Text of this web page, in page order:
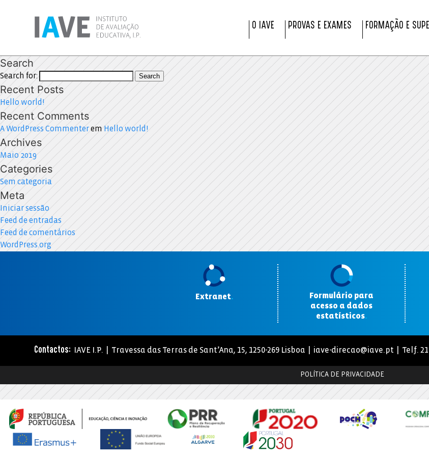
O IAVE PROVAS E EXAMES FORMAÇÃO E
Search
Search for: Search
Recent Posts
Hello world!
Recent Comments
A WordPress Commenterem Hello world!
Archives
Maio 2019
Categories
Sem categoria
Meta
Iniciar sessão
Feed de entradas
Feed de comentários
WordPress.org
Extranet.
Formulário para
acesso a dados
estatísticos.
Contactos: IAVE I.P. | Travessa das Terras de Sant’Ana, 15, 1250-269 Lisboa | iave-direcao@iave.pt | Telf.
POLÍTICA DE PRIVACIDADE